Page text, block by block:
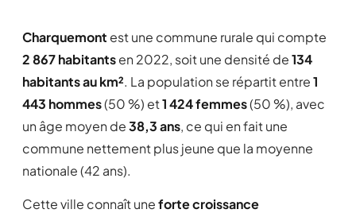
Charquemont est une commune rurale qui compte
2 867 habitantsen 2022, soit une densité de134
habitants au km². La population se répartit entre1
443 hommes(50 %) et1 424 femmes(50 %), avec
un âge moyen de38,3 ans, ce qui en fait une
commune nettement plus jeune que la moyenne
nationale (42 ans).
Cette ville connaît uneforte croissance